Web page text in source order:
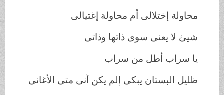
محاولة إختلالى أم محاولة إغتيالى
شيئ لا يعنى سوى ذاتها وذاتى
يا سراب أطل من سراب
ظليل البستان يبكى إلم يكن آنى متى الأغانى